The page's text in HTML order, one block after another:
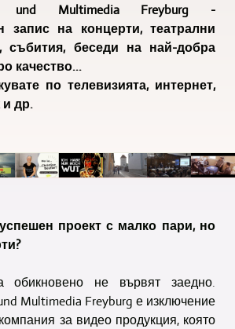
und Multimedia Freyburg -
запис на концерти, театрални
събития, беседи на най-добра
качество...
по телевизията, интернет,
и др.
проект с малко пари, но
не вървят заедно.
Multimedia Freyburg е изключение
за видео продукция, която